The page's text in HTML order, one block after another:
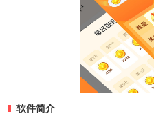
软件简介